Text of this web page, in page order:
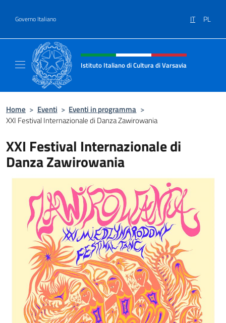
Governo Italiano IT PL
Intestazione sito, social e menù
Istituto Italiano di Cultura di Varsavia
Home > Eventi > Eventi in programma >
XXI Festival Internazionale di Danza Zawirowania
XXI Festival Internazionale di
Danza Zawirowania